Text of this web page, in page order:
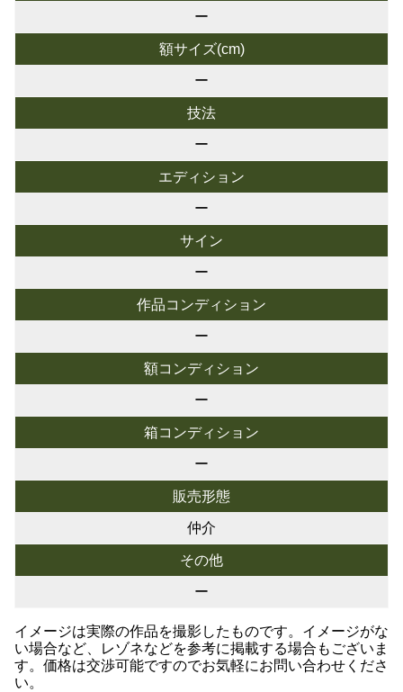
ー
額サイズ(cm)
ー
技法
ー
エディション
ー
サイン
ー
作品コンディション
ー
額コンディション
ー
箱コンディション
ー
販売形態
仲介
その他
ー
イメージは実際の作品を撮影したものです。イメージがな
い場合など、レゾネなどを参考に掲載する場合もございま
す。価格は交渉可能ですのでお気軽にお問い合わせくださ
い。